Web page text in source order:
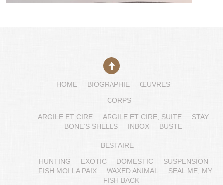
HOME BIOGRAPHIE ŒUVRES
CORPS
ARGILE ET CIRE ARGILE ET CIRE, SUITE
STAY
BONE’S SHELLS
INBOX BUSTE
BESTAIRE
HUNTING EXOTIC DOMESTIC
SUSPENSION
FISH MOI LA PAIX
WAXED ANIMAL
SEAL ME, MY
FISH BACK